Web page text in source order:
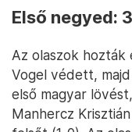
Első negyed:
Az olaszok
Vogel védett,
első magyar
Manhercz